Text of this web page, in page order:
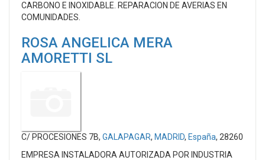
CARBONO E INOXIDABLE. REPARACION DE AVERIAS EN
COMUNIDADES.
ROSA ANGELICA MERA
AMORETTI SL
C/ PROCESIONES 7B, GALAPAGAR, MADRID, España, 28260
EMPRESA INSTALADORA AUTORIZADA POR INDUSTRIA